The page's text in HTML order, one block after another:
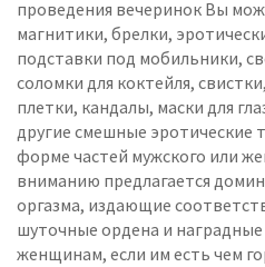
проведения вечеринок Вы
магнитики, брелки,
подставки под мобильники,
соломки для коктейля,
плетки, кандалы, маски для
другие смешные
форме частей мужского или
вниманию предлагается
оргазма, издающие
шуточные ордена и
женщинам, если им есть чем